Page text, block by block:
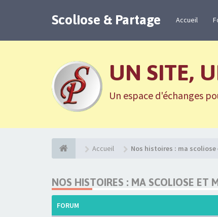
Scoliose & Partage Accueil
UN SITE,
Un espace d'échanges
Accueil Nos histoires : ma scoliose
NOS HISTOIRES : MA SCOLIOSE ET
FORUM